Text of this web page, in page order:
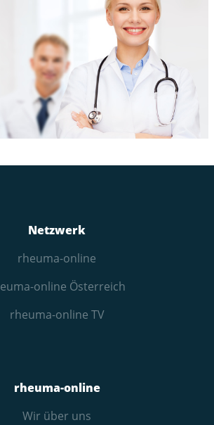
Netzwerk
rheuma-online
online Österreich
rheuma-online TV
rheuma-online
Wir über uns